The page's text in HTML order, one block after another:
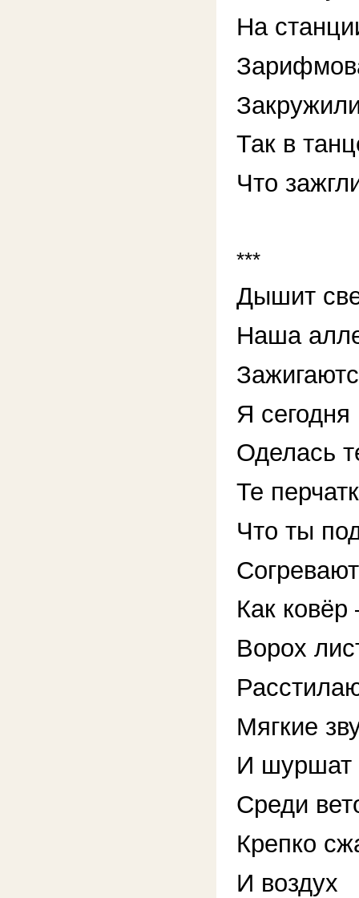
На
Так в
Что
***
Дышит
Наша
Я сегодня
Оделась
Те
Что ты
Как ковёр
Ворох
Мягкие
И шуршат
Среди
Крепко
И воздух